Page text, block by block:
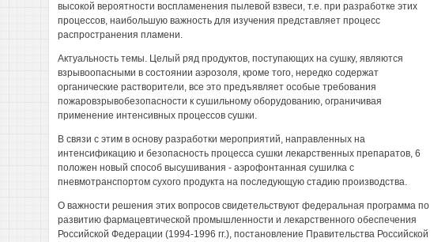
высокой вероятности воспламенения пылевой взвеси, т.е. при разработке этих
процессов, наибольшую важность для изучения представляет процесс
распространения пламени.
Актуальность темы. Целый ряд продуктов, поступающих на сушку, являются
взрывоопасными в состоянии аэрозоля, кроме того, нередко содержат
органические растворители, все это предъявляет особые требования
пожаровзрывобезопасности к сушильному оборудованию, ограничивая
применение интенсивных процессов сушки.
В связи с этим в основу разработки мероприятий, направленных на
интенсификацию и безопасность процесса сушки лекарственных препаратов, 6
положен новый способ высушивания - аэрофонтанная сушилка с
пневмотранспортом сухого продукта на последующую стадию производства.
О важности решения этих вопросов свидетельствуют федеральная программа по
развитию фармацевтической промышленности и лекарственного обеспечения
Российской Федерации (1994-1996 гг.), постановление Правительства Российской